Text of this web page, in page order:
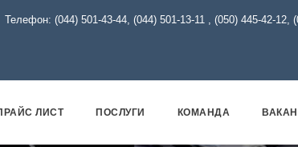
Телефон: (044) 501-43-44, (044) 501-13-11 , (050) 445-42-12,
ЛИСТ ПОСЛУГИ КОМАНДА